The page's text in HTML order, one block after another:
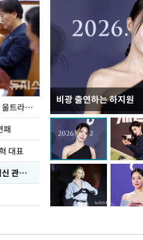
삼성전자, 7일부터 갤럭시 Z 폴드8 울트라·폴드8·플립8 출시
패
대표
비상경제본부 회의 겸 경제·구조혁신 관계장관회의
비광 출연하는 하지원
이재명 대통령, "수사
선 다해 강구해야"